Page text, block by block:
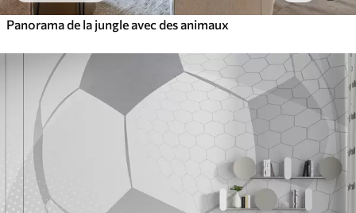
Panorama de la jungle avec des animaux